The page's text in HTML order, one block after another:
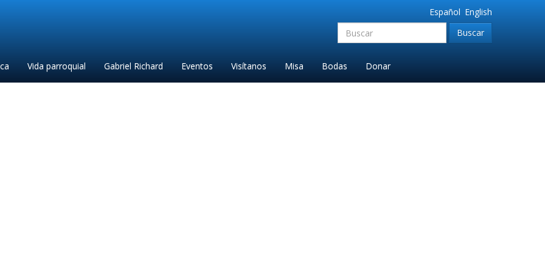
English
Español
Buscar:'
Vida parroquial Gabriel Richard Eventos Visítanos Misa Bodas Donar